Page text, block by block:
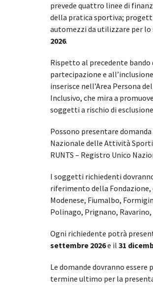
prevede quattro linee di
della pratica sportiva;
automezzi da utilizzare per
2026.
Rispetto al precedente
partecipazione e
inserisce nell’Area Persona
Inclusivo, che mira a
soggetti a rischio di
Possono presentare
Nazionale delle Attività
RUNTS – Registro Unico
I soggetti richiedenti
riferimento della Fondazione,
Modenese, Fiumalbo,
Polinago, Prignano,
Ogni richiedente potrà
settembre 2026e il 31
Le domande dovranno
termine ultimo per la